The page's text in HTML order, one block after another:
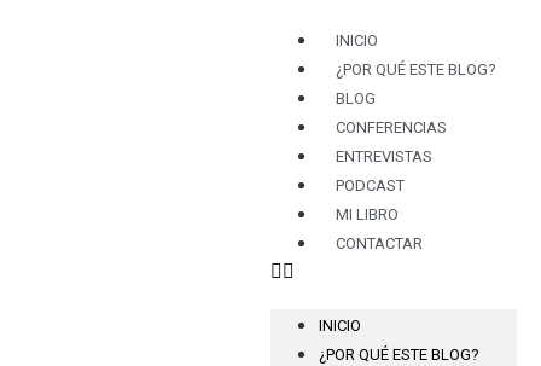
INICIO
¿POR QUÉ ESTE BLOG?
BLOG
CONFERENCIAS
ENTREVISTAS
PODCAST
MI LIBRO
CONTACTAR
INICIO
¿POR QUÉ ESTE BLOG?